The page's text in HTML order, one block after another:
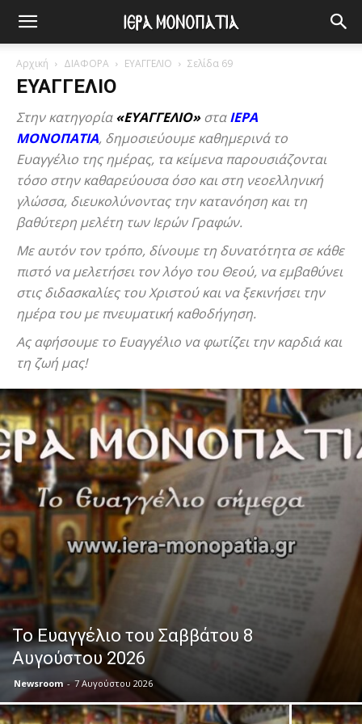
Αρχική ΔΙΑΦΟΡΑ ΕΥΑΓΓΕΛΙΟ Σελίδα 69
ΕΥΑΓΓΕΛΙΟ
Στην κατηγορία«ΕΥΑΓΓΕΛΙΟ»σταΙΕΡΑ
ΜΟΝΟΠΑΤΙΑ, δημοσιεύουμε καθημερινά το
Ευαγγέλιο της ημέρας, τα κείμενα παρουσιάζονται
τόσο στην καθαρεύουσα όσο και στη νεοελληνική
γλώσσα, διευκολύνοντας την κατανόηση και τη
βαθύτερη μελέτη των Ιερών Γραφών.
Με αυτόν τον τρόπο, δίνουμε τη δυνατότητα σε κάθε
πιστό να μελετήσει τον λόγο του Θεού, να εμβαθύνει
στις διδασκαλίες του Χριστού και να ξεκινήσει την
ημέρα του με πνευματική καθοδήγηση.
Ας αφήσουμε το Ευαγγέλιο να φωτίζει την καρδιά και
τη ζωή μας!
Το Ευαγγέλιο του Σαββάτου 8
Αυγούστου 2026
Newsroom - 7 Αυγούστου 2026